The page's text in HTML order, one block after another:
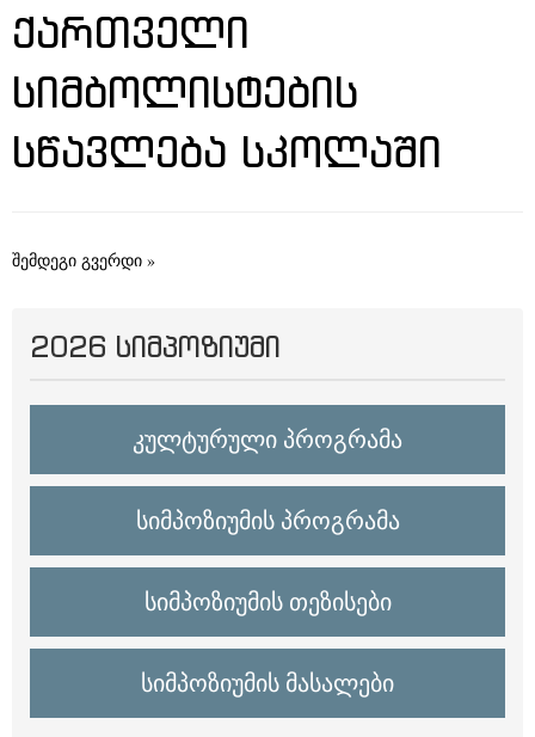
ᲥᲐᲠᲗᲕᲔᲚᲘ
ᲡᲘᲛᲑᲝᲚᲘᲡᲢᲔᲑᲘᲡ
ᲡᲬᲐᲕᲚᲔᲑᲐ ᲡᲙᲝᲚᲐᲨᲘ
შემდეგი გვერდი »
2026 ᲡᲘᲛᲞᲝᲖᲘᲣᲛᲘ
კულტურული პროგრამა
სიმპოზიუმის პროგრამა
სიმპოზიუმის თეზისები
სიმპოზიუმის მასალები